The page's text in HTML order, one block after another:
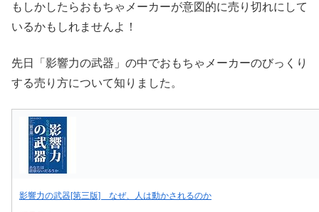
もしかしたらおもちゃメーカーが意図的に売り切れにして
いるかもしれませんよ！
先日「影響力の武器」の中でおもちゃメーカーのびっくり
する売り方について知りました。
影響力の武器[第三版] なぜ、人は動かされるのか